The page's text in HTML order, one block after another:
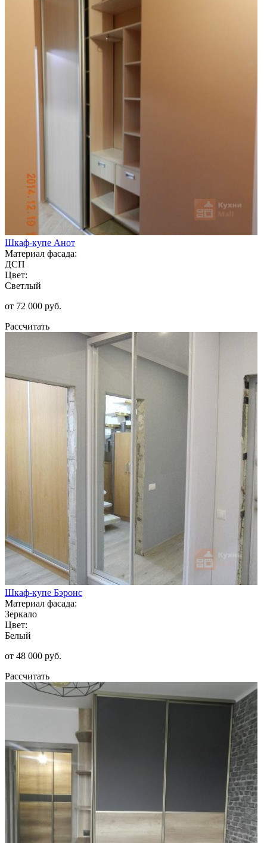
Шкаф-купе Анот
Материал фасада:
ДСП
Цвет:
Светлый
от 72 000 руб.
Рассчитать
Шкаф-купе Бэронс
Материал фасада:
Зеркало
Цвет:
Белый
от 48 000 руб.
Рассчитать